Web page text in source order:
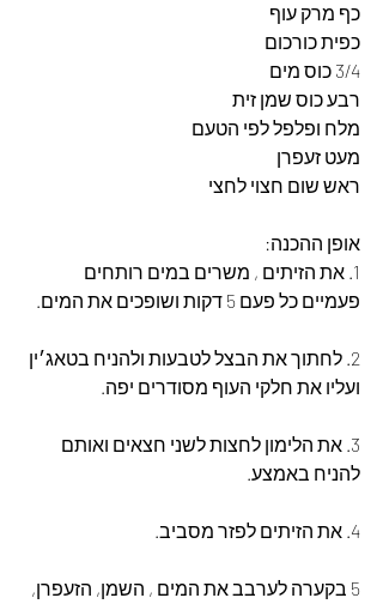
כף מרק עוף
כפית כורכום
3/4 כוס מים
רבע כוס שמן זית
מלח ופלפל לפי הטעם
מעט זעפרן
ראש שום חצוי לחצי
אופן ההכנה:
1. את הזיתים , משרים במים רותחים
פעמיים כל פעם 5 דקות ושופכים את המים.
2. לחתוך את הבצל לטבעות ולהניח בטאג׳ין
ועליו את חלקי העוף מסודרים יפה.
3. את הלימון לחצות לשני חצאים ואותם
להניח באמצע.
4. את הזיתים לפזר מסביב.
5 בקערה לערבב את המים , השמן, הזעפרן,